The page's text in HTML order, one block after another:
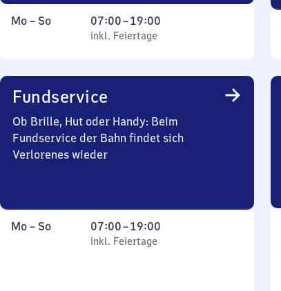
Montag
Mo – So,
inkl. Feiertage
07:00–19:00
Von
7
Uhr
inkl. Feiertage
Fundservice
Ob Brille, Hut oder Handy: Beim
Fundservice der Bahn findet sich
Verlorenes wieder
Montag
Mo – So,
inkl. Feiertage
07:00–19:00
Von
7
inkl. Feiertage